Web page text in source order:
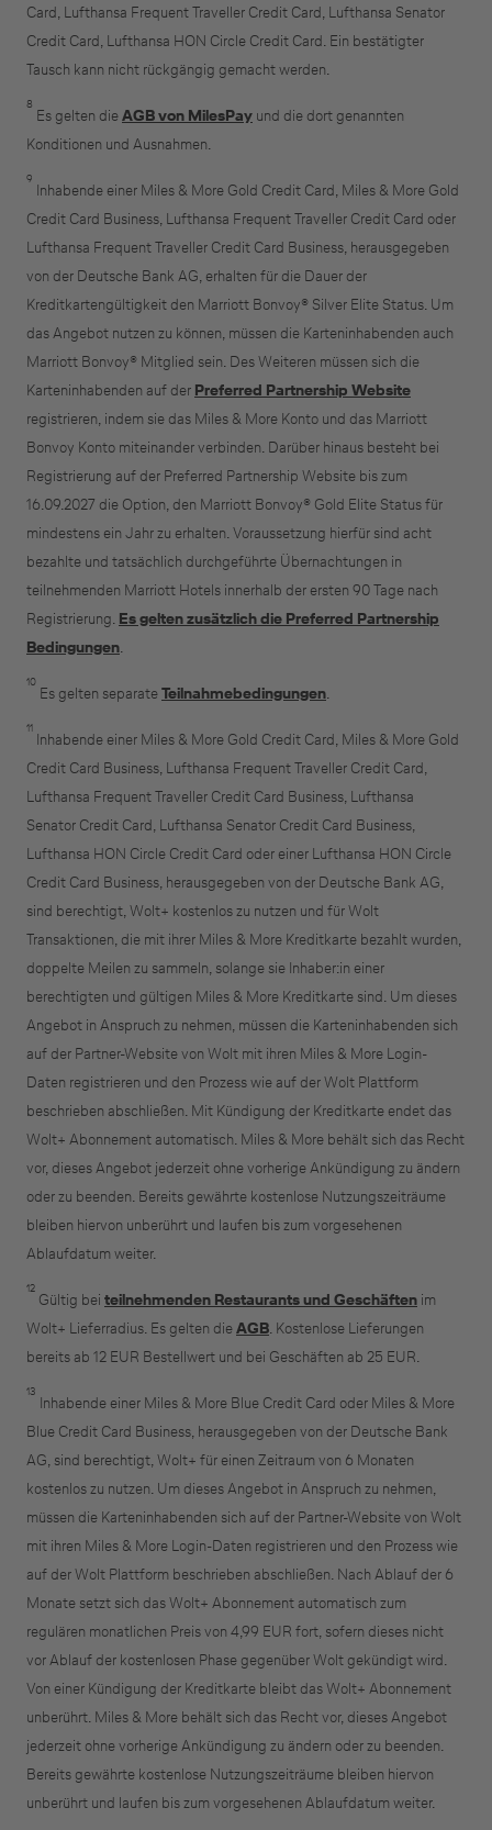
Card, Lufthansa Frequent Traveller Credit Card, Lufthansa Senator
Credit Card, Lufthansa HON Circle Credit Card. Ein bestätigter
Tausch kann nicht rückgängig gemacht werden.
8
Es gelten dieAGB von MilesPay und die dort genannten
Konditionen und Ausnahmen.
9
Inhabende einer Miles & More Gold Credit Card, Miles & More Gold
Credit Card Business, Lufthansa Frequent Traveller Credit Card oder
Lufthansa Frequent Traveller Credit Card Business, herausgegeben
von der Deutsche Bank AG, erhalten für die Dauer der
Kreditkartengültigkeit den Marriott Bonvoy® Silver Elite Status. Um
das Angebot nutzen zu können, müssen die Karteninhabenden auch
Marriott Bonvoy® Mitglied sein. Des Weiteren müssen sich die
Karteninhabenden auf der Preferred Partnership Website
registrieren, indem sie das Miles & More Konto und das Marriott
Bonvoy Konto miteinander verbinden. Darüber hinaus besteht bei
Registrierung auf der Preferred Partnership Website bis zum
16.09.2027 die Option, den Marriott Bonvoy® Gold Elite Status für
mindestens ein Jahr zu erhalten. Voraussetzung hierfür sind acht
bezahlte und tatsächlich durchgeführte Übernachtungen in
teilnehmenden Marriott Hotels innerhalb der ersten 90 Tage nach
Registrierung. Es gelten zusätzlich die Preferred Partnership
Bedingungen.
10
Es gelten separateTeilnahmebedingungen.
11
Inhabende einer Miles & More Gold Credit Card, Miles & More Gold
Credit Card Business, Lufthansa Frequent Traveller Credit Card,
Lufthansa Frequent Traveller Credit Card Business, Lufthansa
Senator Credit Card, Lufthansa Senator Credit Card Business,
Lufthansa HON Circle Credit Card oder einer Lufthansa HON Circle
Credit Card Business, herausgegeben von der Deutsche Bank AG,
sind berechtigt, Wolt+ kostenlos zu nutzen und für Wolt
Transaktionen, die mit ihrer Miles & More Kreditkarte bezahlt wurden,
doppelte Meilen zu sammeln, solange sie Inhaber:in einer
berechtigten und gültigen Miles & More Kreditkarte sind. Um dieses
Angebot in Anspruch zu nehmen, müssen die Karteninhabenden sich
auf der Partner-Website von Wolt mit ihren Miles & More Login-
Daten registrieren und den Prozess wie auf der Wolt Plattform
beschrieben abschließen. Mit Kündigung der Kreditkarte endet das
Wolt+ Abonnement automatisch. Miles & More behält sich das Recht
vor, dieses Angebot jederzeit ohne vorherige Ankündigung zu ändern
oder zu beenden. Bereits gewährte kostenlose Nutzungszeiträume
bleiben hiervon unberührt und laufen bis zum vorgesehenen
Ablaufdatum weiter.
12
Gültig bei teilnehmenden Restaurants und Geschäften im
Wolt+ Lieferradius. Es gelten dieAGB. Kostenlose Lieferungen
bereits ab 12 EUR Bestellwert und bei Geschäften ab 25 EUR.
13
Inhabende einer Miles & More Blue Credit Card oder Miles & More
Blue Credit Card Business, herausgegeben von der Deutsche Bank
AG, sind berechtigt, Wolt+ für einen Zeitraum von 6 Monaten
kostenlos zu nutzen. Um dieses Angebot in Anspruch zu nehmen,
müssen die Karteninhabenden sich auf der Partner-Website von Wolt
mit ihren Miles & More Login-Daten registrieren und den Prozess wie
auf der Wolt Plattform beschrieben abschließen. Nach Ablauf der 6
Monate setzt sich das Wolt+ Abonnement automatisch zum
regulären monatlichen Preis von 4,99 EUR fort, sofern dieses nicht
vor Ablauf der kostenlosen Phase gegenüber Wolt gekündigt wird.
Von einer Kündigung der Kreditkarte bleibt das Wolt+ Abonnement
unberührt. Miles & More behält sich das Recht vor, dieses Angebot
jederzeit ohne vorherige Ankündigung zu ändern oder zu beenden.
Bereits gewährte kostenlose Nutzungszeiträume bleiben hiervon
unberührt und laufen bis zum vorgesehenen Ablaufdatum weiter.